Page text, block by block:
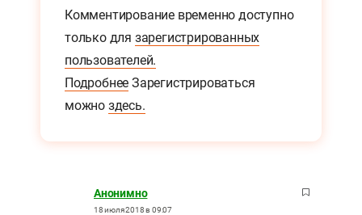
Комментирование временно доступно
только для зарегистрированных
пользователей.
Подробнее Зарегистрироваться
можно здесь.
Анонимно
18 июля 2018 в 09:07